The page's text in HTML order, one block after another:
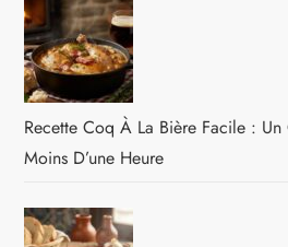
Recette Coq À La Bière Facile : Un
Moins D’une Heure